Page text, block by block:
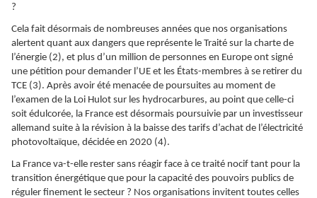
?
Cela fait désormais de nombreuses années que nos organisations
alertent quant aux dangers que représente le Traité sur la charte de
l’énergie (2), et plus d’un million de personnes en Europe ont signé
une pétition pour demander l’UE et les États-membres à se retirer du
TCE (3). Après avoir été menacée de poursuites au moment de
l’examen de la Loi Hulot sur les hydrocarbures, au point que celle-ci
soit édulcorée, la France est désormais poursuivie par un investisseur
allemand suite à la révision à la baisse des tarifs d’achat de l’électricité
photovoltaïque, décidée en 2020 (4).
La France va-t-elle rester sans réagir face à ce traité nocif tant pour la
transition énergétique que pour la capacité des pouvoirs publics de
réguler finement le secteur ? Nos organisations invitent toutes celles